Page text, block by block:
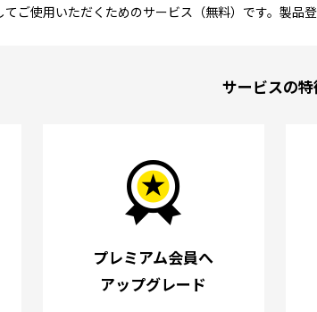
ご使用いただくためのサービス（無料）です。製品
サービスの特
プレミアム会員へ
アップグレード